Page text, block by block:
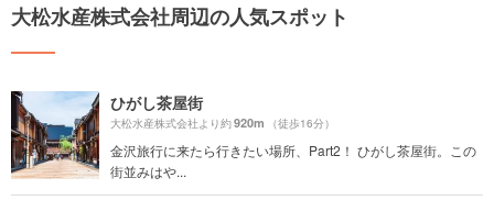
大松水産株式会社周辺の人気スポット
ひがし茶屋街
大松水産株式会社より約920m （徒歩16分）
金沢旅行に来たら行きたい場所、Part2！ ひがし茶屋街。この
街並みはや...